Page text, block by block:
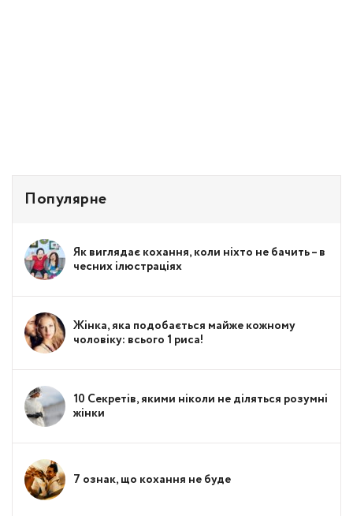
Популярне
Як виглядає кохання, коли ніхто не бачить – в
чесних ілюстраціях
Жінка, яка подобається майже кожному
чоловіку: всього 1 риса!
10 Секретів, якими ніколи не діляться розумні
жінки
7 ознак, що кохання не буде